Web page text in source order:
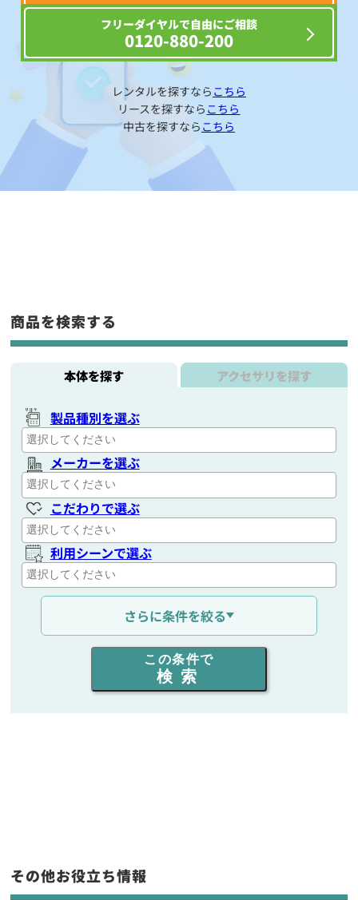
フリーダイヤルで自由にご相談
0120-880-200
レンタルを探すなら こちら
リースを探すなら こちら
中古を探すなら こちら
商品を検索する
本体を探す アクセサリを探す
製品種別を選ぶ
メーカーを選ぶ
こだわりで選ぶ
利用シーンで選ぶ
通信距離を選ぶ
出力を選ぶ
同時通話人数を選ぶ
フリーワード入力(製品名等)
さらに条件を絞る
この条件で
検索
その他お役立ち情報